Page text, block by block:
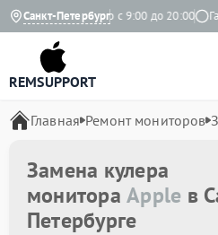
Санкт-Петербург
Ежедневно с 9:00 до 20:00
REMSUPPORT
Главная Ремонт мониторов
Замена кулера
монитораApple в
Петербурге